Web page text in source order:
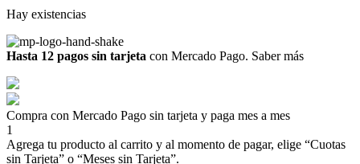
Hay existencias
Hasta 12 pagos sin tarjeta con Mercado Pago. Saber más
Compra con Mercado Pago sin tarjeta y paga mes a mes
1
Agrega tu producto al carrito y al momento de pagar, elige “Cuotas
sin Tarjeta” o “Meses sin Tarjeta”.